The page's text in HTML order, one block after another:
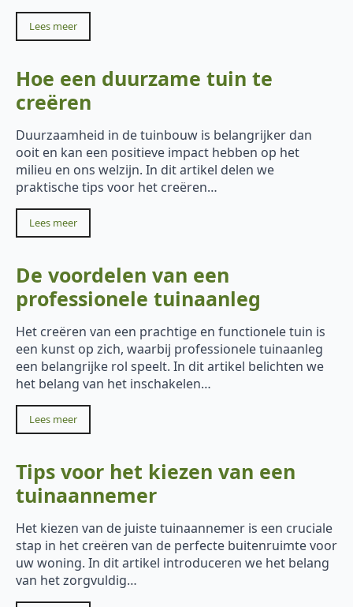
Lees meer
Hoe een duurzame tuin te
creëren
Duurzaamheid in de tuinbouw is belangrijker dan
ooit en kan een positieve impact hebben op het
milieu en ons welzijn. In dit artikel delen we
praktische tips voor het creëren…
Lees meer
De voordelen van een
professionele tuinaanleg
Het creëren van een prachtige en functionele tuin is
een kunst op zich, waarbij professionele tuinaanleg
een belangrijke rol speelt. In dit artikel belichten we
het belang van het inschakelen…
Lees meer
Tips voor het kiezen van een
tuinaannemer
Het kiezen van de juiste tuinaannemer is een cruciale
stap in het creëren van de perfecte buitenruimte voor
uw woning. In dit artikel introduceren we het belang
van het zorgvuldig…